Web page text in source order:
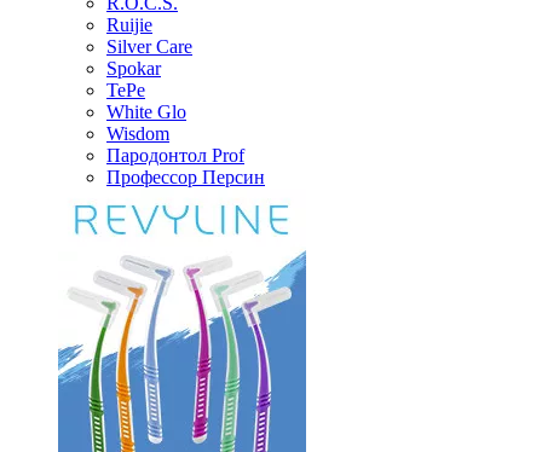
Ruijie
Silver Care
Spokar
TePe
White Glo
Wisdom
Пародонтол Prof
Профессор Персин